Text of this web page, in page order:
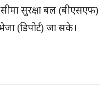
सुरक्षा बल (बीएसएफ)
(डिपोर्ट) जा सके।